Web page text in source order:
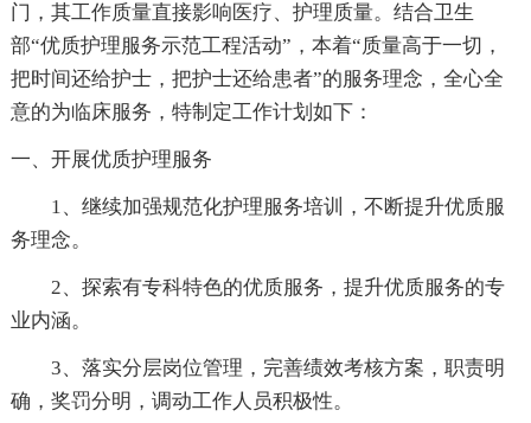
门，其工作质量直接影响医疗、护理质量。结合卫生
部“优质护理服务示范工程活动”，本着“质量高于一切，
把时间还给护士，把护士还给患者”的服务理念，全心全
意的为临床服务，特制定工作计划如下：
一、开展优质护理服务
1、继续加强规范化护理服务培训，不断提升优质服
务理念。
2、探索有专科特色的优质服务，提升优质服务的专
业内涵。
3、落实分层岗位管理，完善绩效考核方案，职责明
确，奖罚分明，调动工作人员积极性。